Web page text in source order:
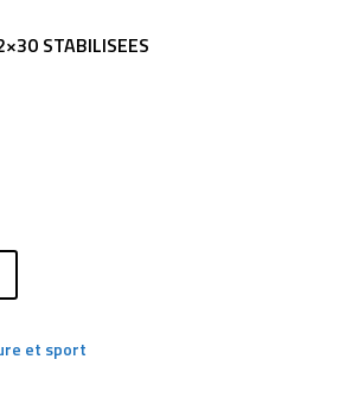
STABILISEES
et sport